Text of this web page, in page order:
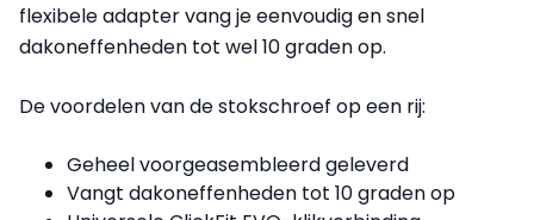
flexibele adapter vang je eenvoudig en snel
dakoneffenheden tot wel 10 graden op.
De voordelen van de stokschroef op een rij:
Geheel voorgeasembleerd geleverd
Vangt dakoneffenheden tot 10 graden op